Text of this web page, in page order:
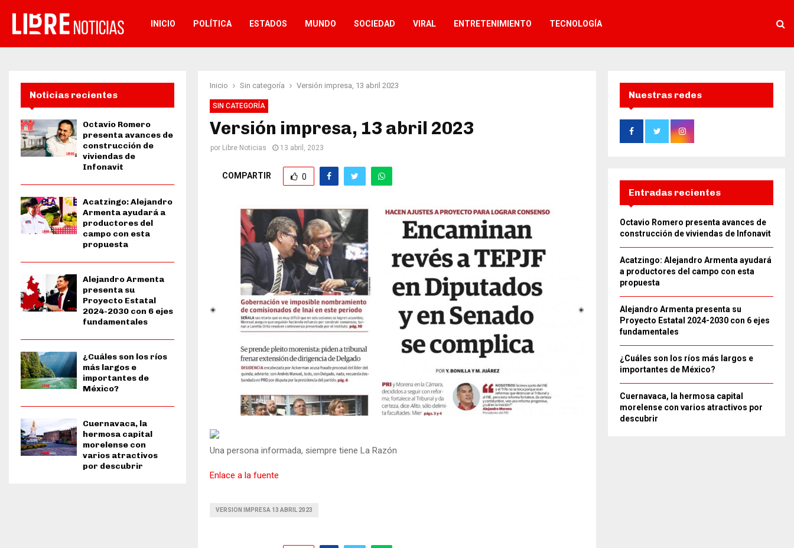
INICIO POLÍTICA ESTADOS MUNDO SOCIEDAD VIRAL ENTRETENIMIENTO TECNOLOGÍA
Inicio Sin categoría Versión impresa, 13 abril 2023
SIN CATEGORÍA
Versión impresa, 13 abril 2023
por Libre Noticias 13 abril, 2023
COMPARTIR 0
Una persona informada, siempre tiene La Razón
Enlace a la fuente
VERSION IMPRESA 13 ABRIL 2023
Noticias recientes
Octavio Romero
presenta avances de
construcción de
viviendas de
Infonavit
Acatzingo: Alejandro
Armenta ayudará a
productores del
campo con esta
propuesta
Alejandro Armenta
presenta su
Proyecto Estatal
2024-2030 con 6 ejes
fundamentales
¿Cuáles son los ríos
más largos e
importantes de
México?
Cuernavaca, la
hermosa capital
morelense con
varios atractivos
por descubrir
Nuestras redes
Entradas recientes
Octavio Romero presenta avances de
construcción de viviendas de Infonavit
Acatzingo: Alejandro Armenta ayudará
a productores del campo con esta
propuesta
Alejandro Armenta presenta su
Proyecto Estatal 2024-2030 con 6 ejes
fundamentales
¿Cuáles son los ríos más largos e
importantes de México?
Cuernavaca, la hermosa capital
morelense con varios atractivos por
descubrir